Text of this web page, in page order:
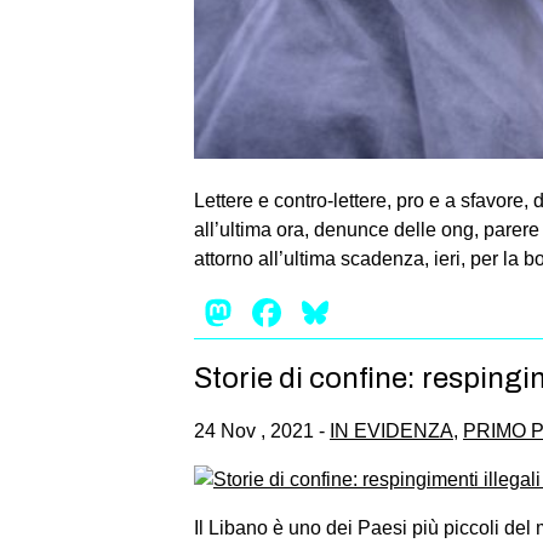
Lettere e contro-lettere, pro e a
all’ultima ora, denunce delle ong,
attorno all’ultima scadenza, ieri, per la
Mastodon
Facebook
Storie di confine:
24 Nov , 2021 - IN EVIDENZA, PRIMO
Il Libano è uno dei Paesi più piccoli